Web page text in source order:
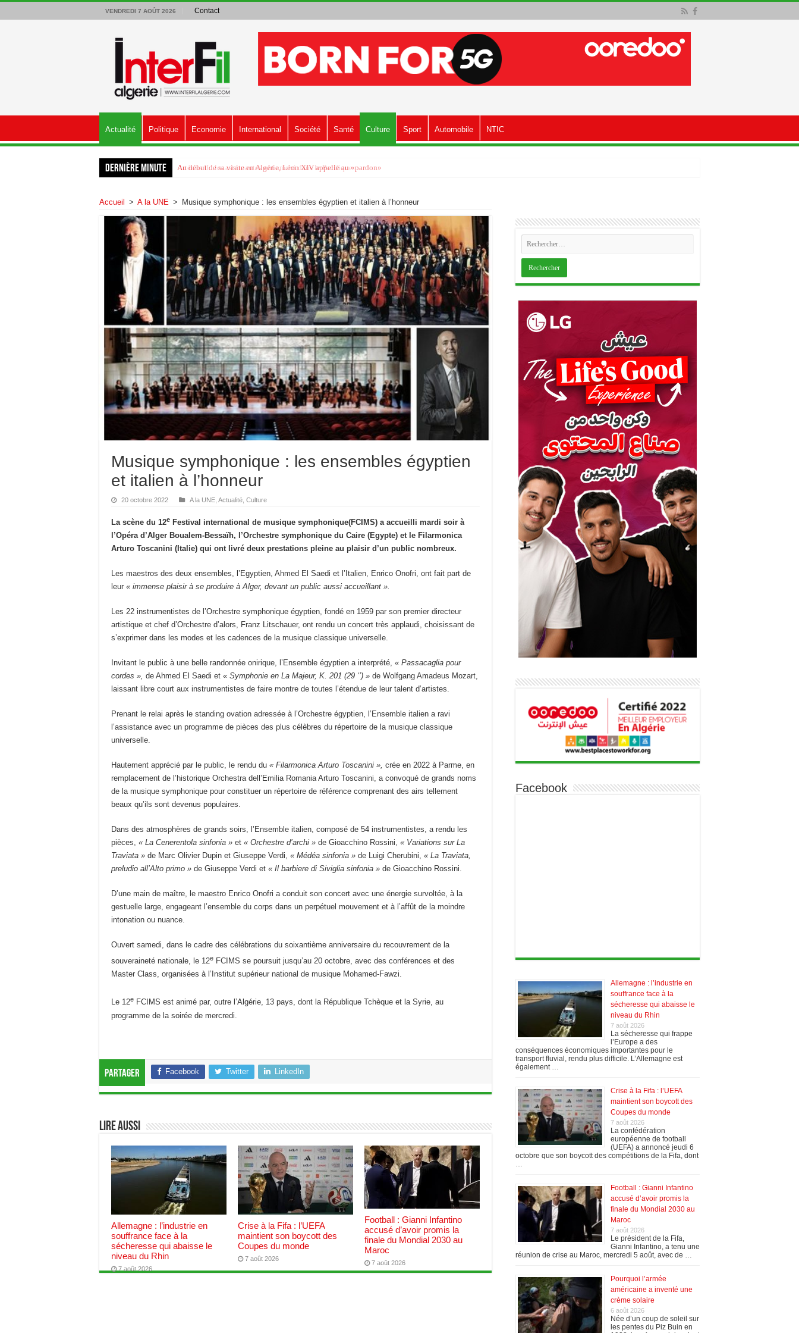
VENDREDI 7 AOÛT 2026 Contact
Actualité Politique Economie International Société Santé Culture Sport Automobile NTIC
Dernière minute Artémis II : les astronautes ont amerri dans le Pacifique
Accueil > A la UNE > Musique symphonique : les ensembles égyptien et italien à l’honneur
Musique symphonique : les ensembles égyptien
et italien à l’honneur
20 octobre 2022 A la UNE Actualité Culture
La scène du 12e Festival international de musique symphonique(FCIMS) a accueilli mardi soir à
l’Opéra d’Alger Boualem-Bessaïh, l’Orchestre symphonique du Caire (Egypte) et le Filarmonica
Arturo Toscanini (Italie) qui ont livré deux prestations pleine au plaisir d’un public nombreux.
Les maestros des deux ensembles, l’Egyptien, Ahmed El Saedi et l’Italien, Enrico Onofri, ont fait part de
leur « immense plaisir à se produire à Alger, devant un public aussi accueillant ».
Les 22 instrumentistes de l’Orchestre symphonique égyptien, fondé en 1959 par son premier directeur
artistique et chef d’Orchestre d’alors, Franz Litschauer, ont rendu un concert très applaudi, choisissant de
s’exprimer dans les modes et les cadences de la musique classique universelle.
Invitant le public à une belle randonnée onirique, l’Ensemble égyptien a interprété, « Passacaglia pour
cordes », de Ahmed El Saedi et « Symphonie en La Majeur, K. 201 (29 ‘’) » de Wolfgang Amadeus Mozart,
laissant libre court aux instrumentistes de faire montre de toutes l’étendue de leur talent d’artistes.
Prenant le relai après le standing ovation adressée à l’Orchestre égyptien, l’Ensemble italien a ravi
l’assistance avec un programme de pièces des plus célèbres du répertoire de la musique classique
universelle.
Hautement apprécié par le public, le rendu du « Filarmonica Arturo Toscanini », crée en 2022 à Parme, en
remplacement de l’historique Orchestra dell’Emilia Romania Arturo Toscanini, a convoqué de grands noms
de la musique symphonique pour constituer un répertoire de référence comprenant des airs tellement
beaux qu’ils sont devenus populaires.
Dans des atmosphères de grands soirs, l’Ensemble italien, composé de 54 instrumentistes, a rendu les
pièces, « La Cenerentola sinfonia » et « Orchestre d’archi » de Gioacchino Rossini, « Variations sur La
Traviata » de Marc Olivier Dupin et Giuseppe Verdi, « Médéa sinfonia » de Luigi Cherubini, « La Traviata,
preludio all’Alto primo » de Giuseppe Verdi et « Il barbiere di Siviglia sinfonia » de Gioacchino Rossini.
D’une main de maître, le maestro Enrico Onofri a conduit son concert avec une énergie survoltée, à la
gestuelle large, engageant l’ensemble du corps dans un perpétuel mouvement et à l’affût de la moindre
intonation ou nuance.
Ouvert samedi, dans le cadre des célébrations du soixantième anniversaire du recouvrement de la
souveraineté nationale, le 12e FCIMS se poursuit jusqu’au 20 octobre, avec des conférences et des
Master Class, organisées à l’Institut supérieur national de musique Mohamed-Fawzi.
Le 12e FCIMS est animé par, outre l’Algérie, 13 pays, dont la République Tchèque et la Syrie, au
programme de la soirée de mercredi.
Partager Facebook Twitter LinkedIn
Lire aussi
Allemagne : l’industrie en
souffrance face à la
sécheresse qui abaisse le
niveau du Rhin
7 août 2026
Crise à la Fifa : l’UEFA
maintient son boycott des
Coupes du monde
7 août 2026
Football : Gianni Infantino
accusé d’avoir promis la
finale du Mondial 2030 au
Maroc
7 août 2026
Facebook
Allemagne : l’industrie en
souffrance face à la
sécheresse qui abaisse le
niveau du Rhin
7 août 2026
La sécheresse qui frappe
l’Europe a des
conséquences économiques importantes pour le
transport fluvial, rendu plus difficile. L’Allemagne est
également …
Crise à la Fifa : l’UEFA
maintient son boycott des
Coupes du monde
7 août 2026
La confédération
européenne de football
(UEFA) a annoncé jeudi 6
octobre que son boycott des compétitions de la Fifa, dont
Football : Gianni Infantino
accusé d’avoir promis la
finale du Mondial 2030 au
Maroc
7 août 2026
Le président de la Fifa,
Gianni Infantino, a tenu une
réunion de crise au Maroc, mercredi 5 août, avec de …
Pourquoi l’armée
américaine a inventé une
crème solaire
6 août 2026
Née d’un coup de soleil sur
les pentes du Piz Buin en